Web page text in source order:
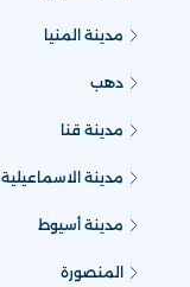
مدينة المنيا
دهب
مدينة قنا
مدينة الاسماعيلية
مدينة أسيوط
المنصورة